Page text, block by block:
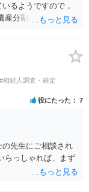
るようですので，
産分割により，母の
#相続人調査・確定
役にたった 7
先生にご相談され
らっしゃれば、まず